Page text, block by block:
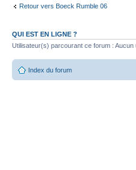
Retour vers Boeck Rumble 06
QUI EST EN LIGNE ?
Utilisateur(s) parcourant ce forum : Aucun
Index du forum